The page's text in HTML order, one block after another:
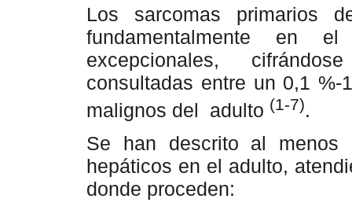
Los sarcomas primarios
fundamentalmente en
excepcionales,
consultadas entre un 0,1
malignos del adulto (1-7).
Se han descrito al
hepáticos en el adulto,
donde proceden: